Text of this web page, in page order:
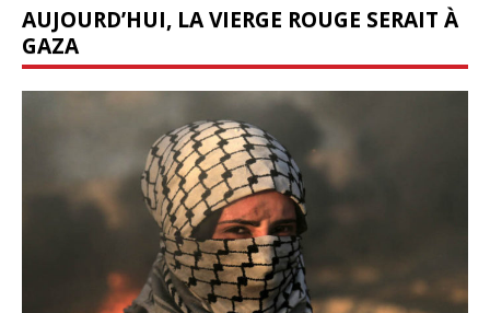
AUJOURD’HUI, LA VIERGE ROUGE SERAIT À
GAZA